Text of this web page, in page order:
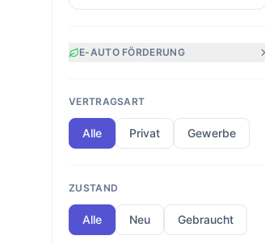
E-AUTO FÖRDERUNG
VERTRAGSART
Alle Privat Gewerbe
ZUSTAND
Alle Neu Gebraucht